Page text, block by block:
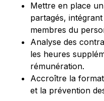
Mettre en place
partagés,
membres du
Analyse des
les heures
rémunération.
Accroître la
et la prévention